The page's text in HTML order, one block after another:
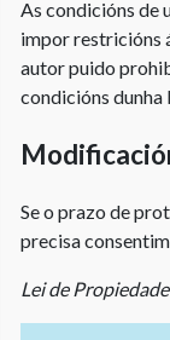
As condicións de
impor restricións
autor puido
condicións dunha
Se o prazo de
precisa
Lei de